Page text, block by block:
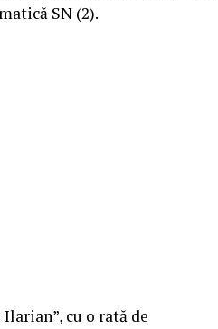
SN (2).
cu o rată de